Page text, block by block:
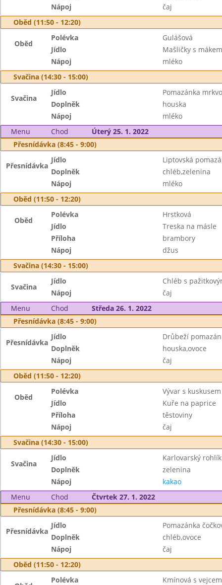
Nápoj
čaj
Oběd (11:50 - 12:20)
Oběd
Polévka
Gulášová
Jídlo
Mašličky s mákem
Nápoj
mléko
Svačina (14:30 - 15:00)
Svačina
Jídlo
Pomazánka
Doplněk
houska
Nápoj
mléko
Menu
Chod
Úterý 25. 1. 2022
Přesnídávka (8:45 - 9:00)
Přesnídávka
Jídlo
Liptovská
Doplněk
chléb,zelenina
Nápoj
mléko
Oběd (11:50 - 12:20)
Oběd
Polévka
Hrstková
Jídlo
Treska na másle
Příloha
brambory
Nápoj
džus
Svačina (14:30 - 15:00)
Svačina
Jídlo
Chléb s
Nápoj
čaj
Menu
Chod
Středa 26. 1. 2022
Přesnídávka (8:45 - 9:00)
Přesnídávka
Jídlo
Drůbeží
Doplněk
houska,ovoce
Nápoj
čaj
Oběd (11:50 - 12:20)
Oběd
Polévka
Vývar s kuskusem
Jídlo
Kuře na paprice
Příloha
těstoviny
Nápoj
čaj
Svačina (14:30 - 15:00)
Svačina
Jídlo
Karlovarský rohlík
Doplněk
zelenina
Nápoj
kakao
Menu
Chod
Čtvrtek 27. 1. 2022
Přesnídávka (8:45 - 9:00)
Přesnídávka
Jídlo
Pomazánka
Doplněk
chléb,ovoce
Nápoj
čaj
Oběd (11:50 - 12:20)
Polévka Kmínová s